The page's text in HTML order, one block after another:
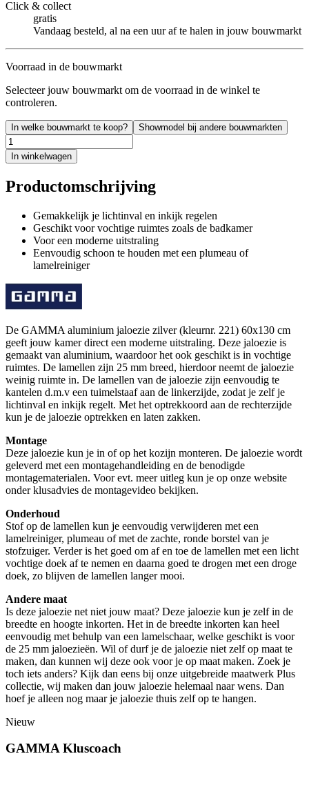
Click & collect
gratis
Vandaag besteld, al na een uur af te halen in jouw bouwmarkt
Voorraad in de bouwmarkt
Selecteer jouw bouwmarkt om de voorraad in de winkel te
controleren.
In welke bouwmarkt te koop? Showmodel bij andere bouwmarkten
In winkelwagen
Productomschrijving
Gemakkelijk je lichtinval en inkijk regelen
Geschikt voor vochtige ruimtes zoals de badkamer
Voor een moderne uitstraling
Eenvoudig schoon te houden met een plumeau of
lamelreiniger
De GAMMA aluminium jaloezie zilver (kleurnr. 221) 60x130 cm
geeft jouw kamer direct een moderne uitstraling. Deze jaloezie is
gemaakt van aluminium, waardoor het ook geschikt is in vochtige
ruimtes. De lamellen zijn 25 mm breed, hierdoor neemt de jaloezie
weinig ruimte in. De lamellen van de jaloezie zijn eenvoudig te
kantelen d.m.v een tuimelstaaf aan de linkerzijde, zodat je zelf je
lichtinval en inkijk regelt. Met het optrekkoord aan de rechterzijde
kun je de jaloezie optrekken en laten zakken.
Montage
Deze jaloezie kun je in of op het kozijn monteren. De jaloezie wordt
geleverd met een montagehandleiding en de benodigde
montagematerialen. Voor evt. meer uitleg kun je op onze website
onder klusadvies de montagevideo bekijken.
Onderhoud
Stof op de lamellen kun je eenvoudig verwijderen met een
lamelreiniger, plumeau of met de zachte, ronde borstel van je
stofzuiger. Verder is het goed om af en toe de lamellen met een licht
vochtige doek af te nemen en daarna goed te drogen met een droge
doek, zo blijven de lamellen langer mooi.
Andere maat
Is deze jaloezie net niet jouw maat? Deze jaloezie kun je zelf in de
breedte en hoogte inkorten. Het in de breedte inkorten kan heel
eenvoudig met behulp van een lamelschaar, welke geschikt is voor
de 25 mm jaloezieën. Wil of durf je de jaloezie niet zelf op maat te
maken, dan kunnen wij deze ook voor je op maat maken. Zoek je
toch iets anders? Kijk dan eens bij onze uitgebreide maatwerk Plus
collectie, wij maken dan jouw jaloezie helemaal naar wens. Dan
hoef je alleen nog maar je jaloezie thuis zelf op te hangen.
Nieuw
GAMMA Kluscoach